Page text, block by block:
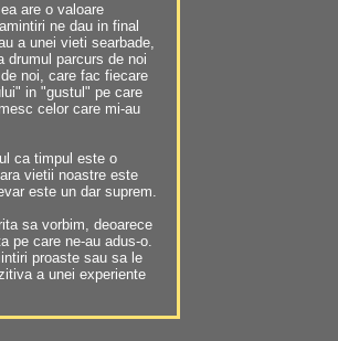
are o valoare
ne dau in final
a unei vieti searbade,
drumul parcurs de noi
noi, care fac fiecare
in "gustul" pe care
celor care mi-au
ca timpul este o
vietii noastre este
este un dar suprem.
sa vorbim, deoarece
pe care ne-au adus-o.
proaste sau sa le
a unei experiente